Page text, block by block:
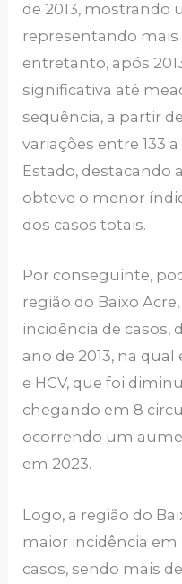
de 2013, mostrando
representando mais
entretanto, após
significativa até
sequência, a partir
variações entre 133
Estado, destacando
obteve o menor
dos casos totais.
Por conseguinte,
região do Baixo
incidência de casos,
ano de 2013, na
e HCV, que foi
chegando em 8
ocorrendo um
em 2023.
Logo, a região do
maior incidência em
casos, sendo mais